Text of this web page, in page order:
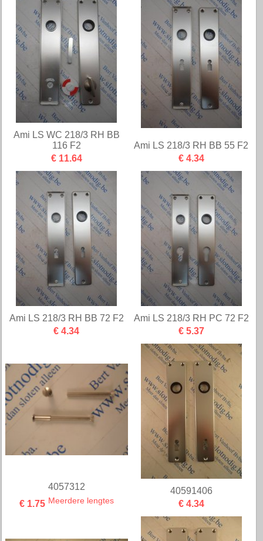
Ami LS WC 218/3 RH BB
116 F2
€ 11.64
Ami LS 218/3 RH BB 55 F2
€ 4.34
Ami LS 218/3 RH BB 72 F2
€ 4.34
Ami LS 218/3 RH PC 72 F2
€ 5.37
4057312
€ 1.75 Meerdere lengtes
40591406
€ 4.34